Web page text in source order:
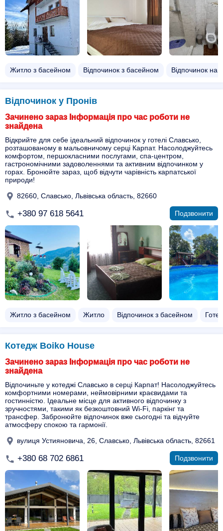
Житло з басейном​ Відпочинок з басейном​ Відпочинок на
Відпочинок у Пронів
Зачинено зараз Інформація про час роботи не
знайдена
Відкрийте для себе ідеальний відпочинок у готелі Славсько,
розташованому в мальовничому серці Карпат. Насолоджуйтесь
комфортом, першокласними послугами, спа-центром,
гастрономічними задоволеннями та активним відпочинком у
горах. Бронюйте зараз, щоб відчути чарівність карпатської
природи!
82660, Славсько, Львівська область, 82660
+380 97 618 5641 Подзвонити
Житло з басейном​ Житло Відпочинок з басейном​
Котедж Boiko House
Зачинено зараз Інформація про час роботи не
знайдена
Відпочиньте у котеджі Славсько в серці Карпат! Насолоджуйтесь
комфортними номерами, неймовірними краєвидами та
гостинністю. Ідеальне місце для активного відпочинку з
зручностями, такими як безкоштовний Wi-Fi, паркінг та
трансфер. Забронюйте відпочинок вже сьогодні та відчуйте
атмосферу спокою та гармонії.
вулиця Устияновича, 26, Славсько, Львівська область, 82661
+380 68 702 6861 Подзвонити